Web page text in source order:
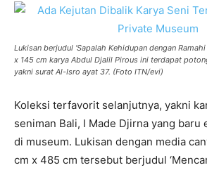
Lukisan berjudul ‘Sapalah Kehidupan dengan
x 145 cm karya Abdul Djalil Pirous ini terdapat
yakni surat Al-Isro ayat 37. (Foto ITN/evi)
Koleksi terfavorit selanjutnya, yakni
seniman Bali, I Made Djirna yang baru
di museum. Lukisan dengan media
cm x 485 cm tersebut berjudul